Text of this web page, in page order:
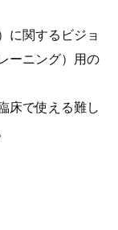
に関するビジョ
ーニング）用の
床で使える難し